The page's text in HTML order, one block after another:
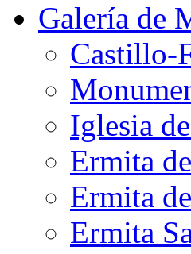
Galería de
Castillo-
Iglesia
Ermita
Ermita
Ermita